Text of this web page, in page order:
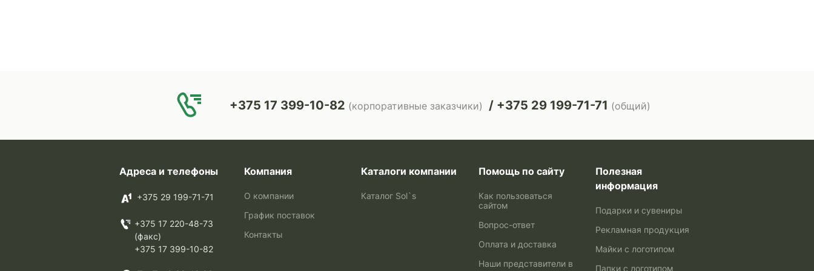
+375 17 399-10-82 (корпоративные заказчики) +375 29 199-71-71 (общий)
Адреса и телефоны
+375 29 199-71-71
+375 17 220-48-73
(факс)
+375 17 399-10-82
Компания
О компании
График поставок
Контакты
Каталоги компании
Каталог Sol`s
Помощь по сайту
Как пользоваться
сайтом
Вопрос-ответ
Оплата и доставка
Наши представители в
Полезная
информация
Подарки и сувениры
Рекламная продукция
Майки с логотипом
Папки с логотипом